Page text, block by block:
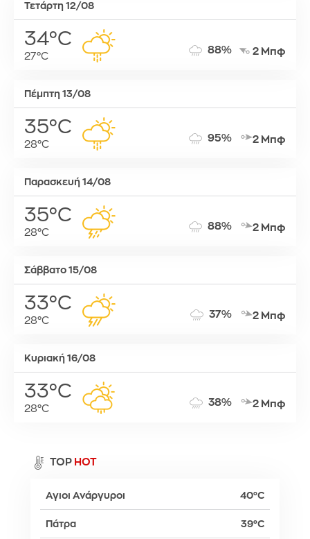
Τετάρτη 12/08
34°C
27°C
88% 2 Μπφ
Πέμπτη 13/08
35°C
28°C
95% 2 Μπφ
Παρασκευή 14/08
35°C
28°C
88% 2 Μπφ
Σάββατο 15/08
33°C
28°C
37% 2 Μπφ
Κυριακή 16/08
33°C
28°C
38% 2 Μπφ
TOP HOT
Αγιοι Ανάργυροι 40°C
Πάτρα 39°C